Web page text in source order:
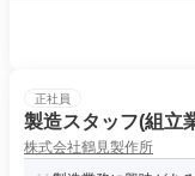
正社員
製造スタッフ(組立
株式会社鶴見製作所